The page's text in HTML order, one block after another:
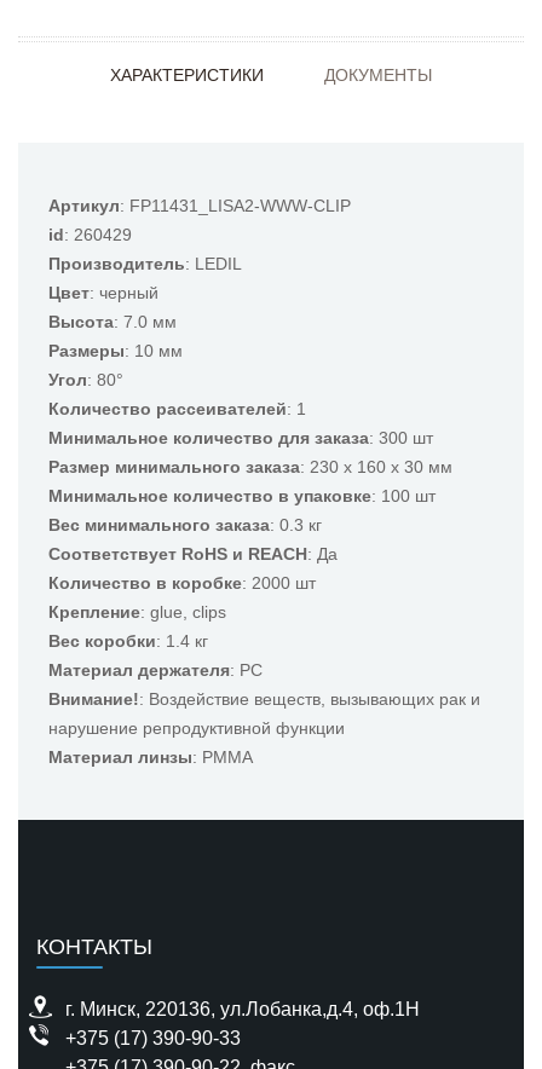
ХАРАКТЕРИСТИКИ ДОКУМЕНТЫ
Артикул: FP11431_LISA2-WWW-CLIP
id: 260429
Производитель: LEDIL
Цвет: черный
Высота: 7.0 мм
Размеры: 10 мм
Угол: 80°
Количество рассеивателей: 1
Минимальное количество для заказа: 300 шт
Размер минимального заказа: 230 x 160 x 30 мм
Минимальное количество в упаковке: 100 шт
Вес минимального заказа: 0.3 кг
Соответствует RoHS и REACH: Да
Количество в коробке: 2000 шт
Крепление: glue, clips
Вес коробки: 1.4 кг
Материал держателя: PC
Внимание!: Воздействие веществ, вызывающих рак и
нарушение репродуктивной функции
Материал линзы: PMMA
КОНТАКТЫ
г. Минск, 220136, ул.Лобанка,д.4, оф.1H
+375 (17) 390-90-33